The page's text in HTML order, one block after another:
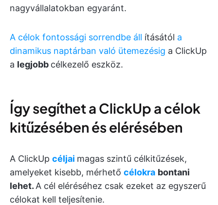
nagyvállalatokban egyaránt.
A célok fontossági sorrendbe áll ításától a
dinamikus naptárban való ütemezésig a ClickUp
a legjobb célkezelő eszköz.
Így segíthet a ClickUp a célok
kitűzésében és elérésében
A ClickUp céljai magas szintű célkitűzések,
amelyeket kisebb, mérhető célokra bontani
lehet. A cél eléréséhez csak ezeket az egyszerű
célokat kell teljesítenie.